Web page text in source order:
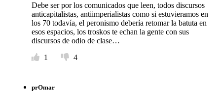
Debe ser por los comunicados que leen, todos discursos
anticapitalistas, antiimperialistas como si estuvieramos en
los 70 todavía, el peronismo debería retomar la batuta en
esos espacios, los troskos te echan la gente con sus
discursos de odio de clase…
1
4
prOmar